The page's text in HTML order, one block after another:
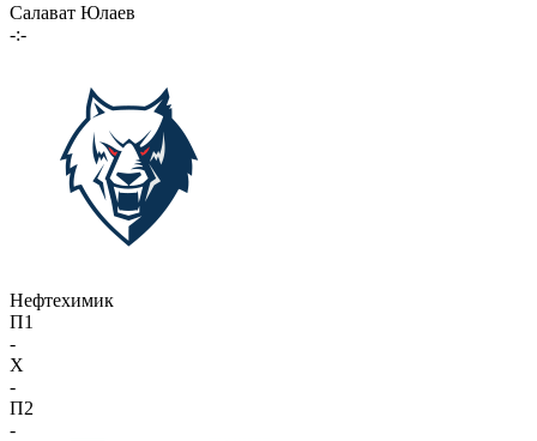
Салават Юлаев
-:-
Нефтехимик
П1
-
X
-
П2
-